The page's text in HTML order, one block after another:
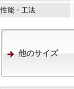
性能・工法
他のサイズ